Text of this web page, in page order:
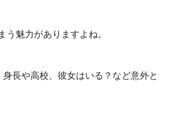
魅力がありますよね。
長や高校、彼女はいる？など意外と